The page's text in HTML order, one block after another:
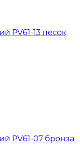
PV61-13 песок
PV61-07 бронза